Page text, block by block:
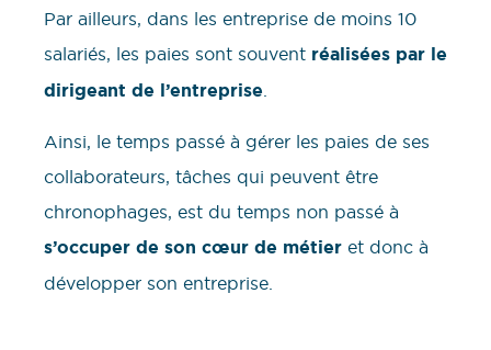
Par ailleurs, dans les entreprise de moins 10
salariés, les paies sont souvent réalisées par le
dirigeant de l’entreprise.
Ainsi, le temps passé à gérer les paies de ses
collaborateurs, tâches qui peuvent être
chronophages, est du temps non passé à
s’occuper de son cœur de métier et donc à
développer son entreprise.